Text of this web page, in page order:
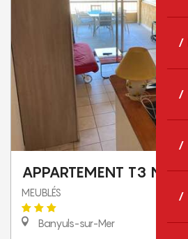
APPARTEMENT T3 N°4
MEUBLÉS
Banyuls-sur-Mer